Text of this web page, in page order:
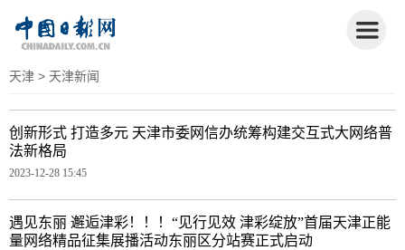
天津 > 天津新闻
创新形式 打造多元 天津市委网信办统筹构建交互式大网络普
法新格局
2023-12-28 15:45
遇见东丽 邂逅津彩！！！“见行见效 津彩绽放”首届天津正能
量网络精品征集展播活动东丽区分站赛正式启动